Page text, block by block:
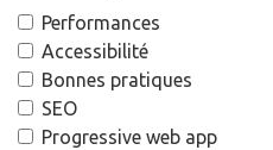
Performances
Accessibilité
Bonnes pratiques
SEO
Progressive web app